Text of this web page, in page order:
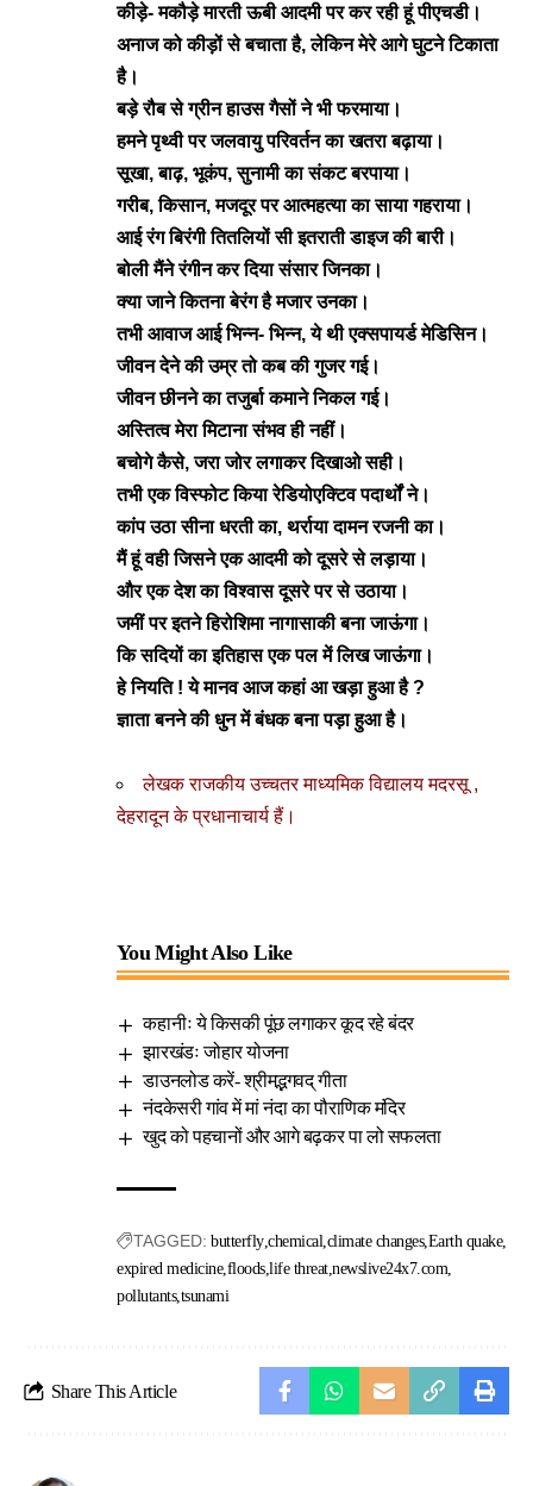
कीड़े- मकौड़े मारती ऊबी आदमी पर कर रही हूं पीएचडी।
अनाज को कीड़ों से बचाता है, लेकिन मेरे आगे घुटने टिकाता
है।
बड़े रौब से ग्रीन हाउस गैसों ने भी फरमाया।
हमने पृथ्वी पर जलवायु परिवर्तन का खतरा बढ़ाया।
सूखा, बाढ़, भूकंप, सुनामी का संकट बरपाया।
गरीब, किसान, मजदूर पर आत्महत्या का साया गहराया।
आई रंग बिरंगी तितलियों सी इतराती डाइज की बारी।
बोली मैंने रंगीन कर दिया संसार जिनका।
क्या जाने कितना बेरंग है मजार उनका।
तभी आवाज आई भिन्न- भिन्न, ये थी एक्सपायर्ड मेडिसिन।
जीवन देने की उम्र तो कब की गुजर गई।
जीवन छीनने का तजुर्बा कमाने निकल गई।
अस्तित्व मेरा मिटाना संभव ही नहीं।
बचोगे कैसे, जरा जोर लगाकर दिखाओ सही।
तभी एक विस्फोट किया रेडियोएक्टिव पदार्थों ने।
कांप उठा सीना धरती का, थर्राया दामन रजनी का।
मैं हूं वही जिसने एक आदमी को दूसरे से लड़ाया।
और एक देश का विश्वास दूसरे पर से उठाया।
जमीं पर इतने हिरोशिमा नागासाकी बना जाऊंगा।
कि सदियों का इतिहास एक पल में लिख जाऊंगा।
हे नियति ! ये मानव आज कहां आ खड़ा हुआ है ?
ज्ञाता बनने की धुन में बंधक बना पड़ा हुआ है।
लेखकराजकीय उच्चतर माध्यमिक विद्यालय मदरसू ,
देहरादून के प्रधानाचार्य हैं।
You Might Also Like
कहानीः ये किसकी पूंछ लगाकर कूद रहे बंदर
झारखंडः जोहार योजना
डाउनलोड करें- श्रीमद्भगवद् गीता
नंदकेसरी गांव में मां नंदा का पौराणिक मंदिर
खुद को पहचानों और आगे बढ़कर पा लो सफलता
TAGGED: butterfly chemical climate changes Earth quake
expired medicine floods life threat newslive24x7.com
pollutants tsunami
Share This Article